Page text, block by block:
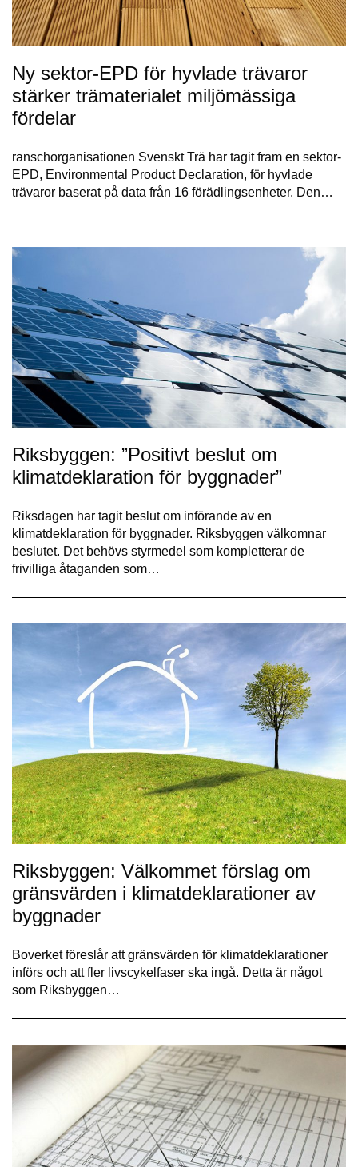
Ny sektor-EPD för hyvlade trävaror
stärker trämaterialet miljömässiga
fördelar
ranschorganisationen Svenskt Trä har tagit fram en sektor-
EPD, Environmental Product Declaration, för hyvlade
trävaror baserat på data från 16 förädlingsenheter. Den…
Riksbyggen: ”Positivt beslut om
klimatdeklaration för byggnader”
Riksdagen har tagit beslut om införande av en
klimatdeklaration för byggnader. Riksbyggen välkomnar
beslutet. Det behövs styrmedel som kompletterar de
frivilliga åtaganden som…
Riksbyggen: Välkommet förslag om
gränsvärden i klimatdeklarationer av
byggnader
Boverket föreslår att gränsvärden för klimatdeklarationer
införs och att fler livscykelfaser ska ingå. Detta är något
som Riksbyggen…